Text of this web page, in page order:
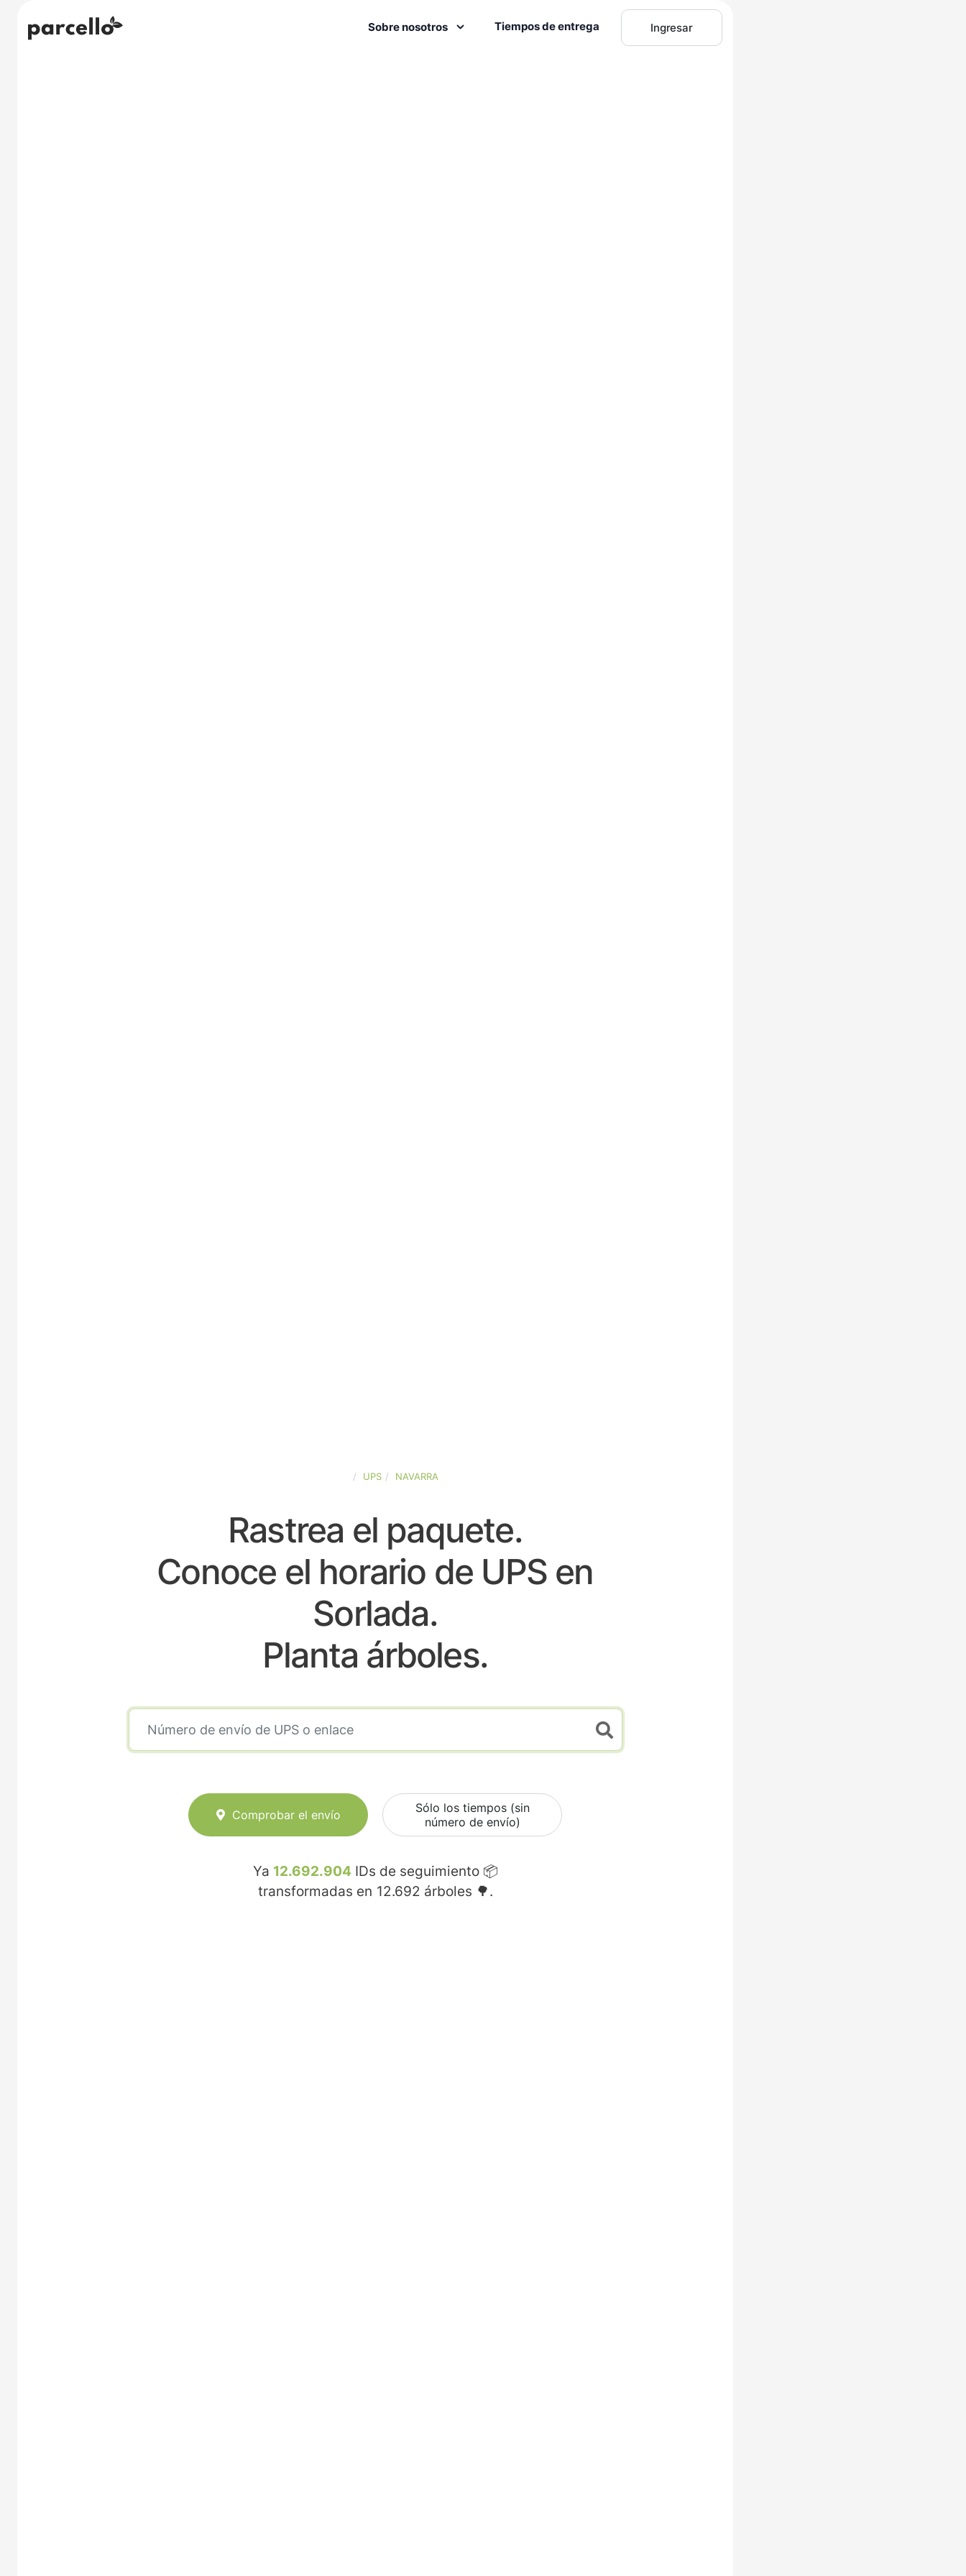
Sobre nosotros Tiempos de entrega Ingresar
UPS NAVARRA
Rastrea el paquete.
Conoce el horario de UPS en
Sorlada.
Planta árboles.
Comprobar el envío
Sólo los tiempos (sin
número de envío)
Ya 12.692.904 IDs de seguimiento 📦
transformadas en 12.692 árboles 🌳.